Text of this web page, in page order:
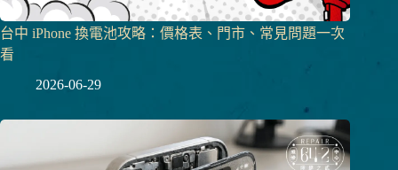
台中 iPhone 換電池攻略：價格表、門市、常見問題一次
看
2026-06-29